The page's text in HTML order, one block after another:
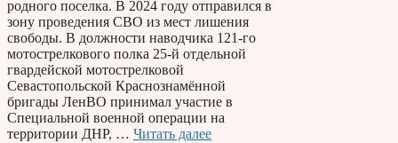
родного поселка. В 2024 году отправился в
зону проведения СВО из мест лишения
свободы. В должности наводчика 121-го
мотострелкового полка 25-й отдельной
гвардейской мотострелковой
Севастопольской Краснознамённой
бригады ЛенВО принимал участие в
Специальной военной операции на
территории ДНР, … Читать далее